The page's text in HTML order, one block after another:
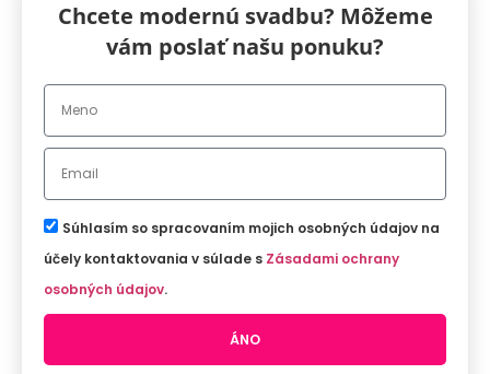
Chcete modernú svadbu? Môžeme
vám poslať našu ponuku?
Súhlasím so spracovaním mojich osobných údajov na
účely kontaktovania v súlade s Zásadami ochrany
osobných údajov.
ÁNO